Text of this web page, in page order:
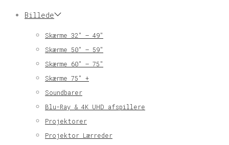
Billede
Skærme 32″ – 49″
Skærme 50″ – 59″
Skærme 60″ – 75″
Skærme 75″ +
Soundbarer
Blu-Ray & 4K UHD afspillere
Projektorer
Projektor Lærreder